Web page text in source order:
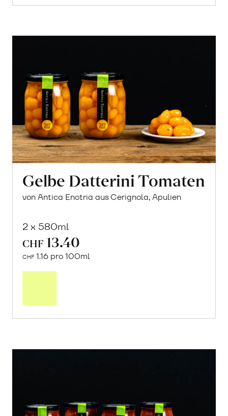
Gelbe Datterini Tomaten
von Antica Enotria aus Cerignola, Apulien
2 x 580ml
CHF 13.40
CHF 1.16 pro 100ml